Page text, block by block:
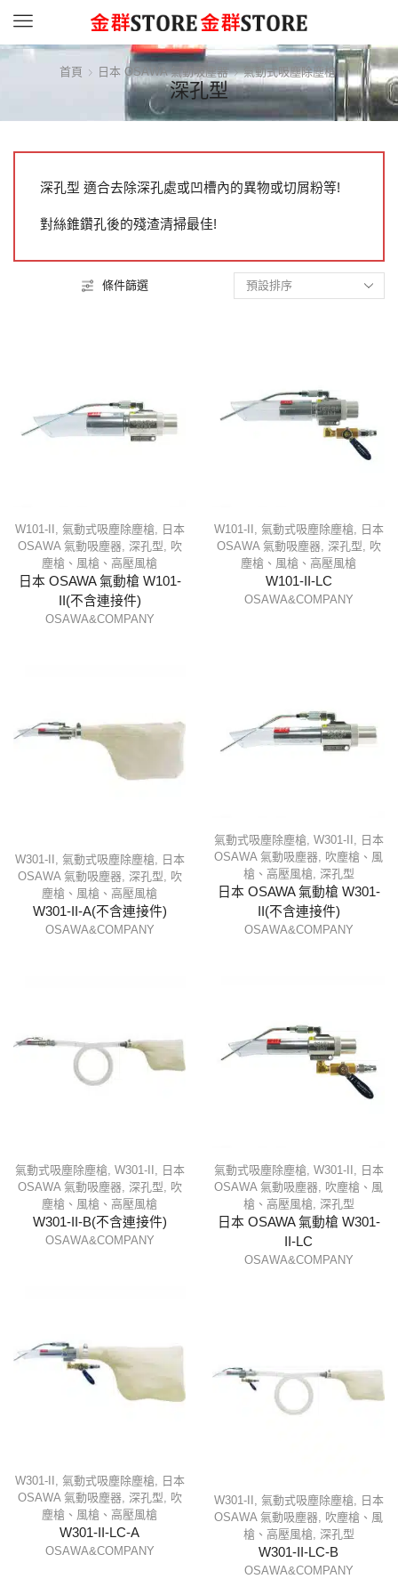
Menu
首頁 日本 OSAWA 氣動吸塵器 氣動式吸塵除塵槍
深孔型
深孔型 適合去除深孔處或凹槽內的異物或切屑粉等!
對絲錐鑽孔後的殘渣清掃最佳!
條件篩選
W101-II , 氣動式吸塵除塵槍, 日本
OSAWA 氣動吸塵器, 深孔型, 吹
塵槍、風槍、高壓風槍
日本 OSAWA 氣動槍 W101-
II(不含連接件)
OSAWA&COMPANY
W101-II , 氣動式吸塵除塵槍, 日本
OSAWA 氣動吸塵器, 深孔型, 吹
塵槍、風槍、高壓風槍
W101-II-LC
OSAWA&COMPANY
氣動式吸塵除塵槍, W301-II , 日本
OSAWA 氣動吸塵器, 吹塵槍、風
槍、高壓風槍, 深孔型
日本 OSAWA 氣動槍 W301-
II(不含連接件)
OSAWA&COMPANY
W301-II , 氣動式吸塵除塵槍, 日本
OSAWA 氣動吸塵器, 深孔型, 吹
塵槍、風槍、高壓風槍
W301-II-A(不含連接件)
OSAWA&COMPANY
氣動式吸塵除塵槍, W301-II , 日本
OSAWA 氣動吸塵器, 深孔型, 吹
塵槍、風槍、高壓風槍
W301-II-B(不含連接件)
OSAWA&COMPANY
氣動式吸塵除塵槍, W301-II , 日本
OSAWA 氣動吸塵器, 吹塵槍、風
槍、高壓風槍, 深孔型
日本 OSAWA 氣動槍 W301-
II-LC
OSAWA&COMPANY
W301-II , 氣動式吸塵除塵槍, 日本
OSAWA 氣動吸塵器, 深孔型, 吹
塵槍、風槍、高壓風槍
W301-II-LC-A
OSAWA&COMPANY
W301-II , 氣動式吸塵除塵槍, 日本
OSAWA 氣動吸塵器, 吹塵槍、風
槍、高壓風槍, 深孔型
W301-II-LC-B
OSAWA&COMPANY